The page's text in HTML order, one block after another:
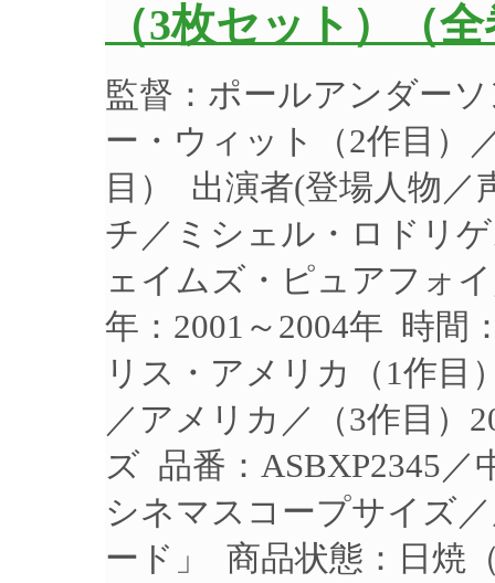
（3枚セット）（
監督：ポールアンダー
ー・ウィット（2作目）
目） 出演者(登場人物／
チ／ミシェル・ロドリ
ェイムズ・ピュアフォ
年：2001～2004年 時間
リス・アメリカ（1作目
／アメリカ／（3作目）
ズ 品番：ASBXP2345
シネマスコープサイズ
ード」 商品状態：日焼